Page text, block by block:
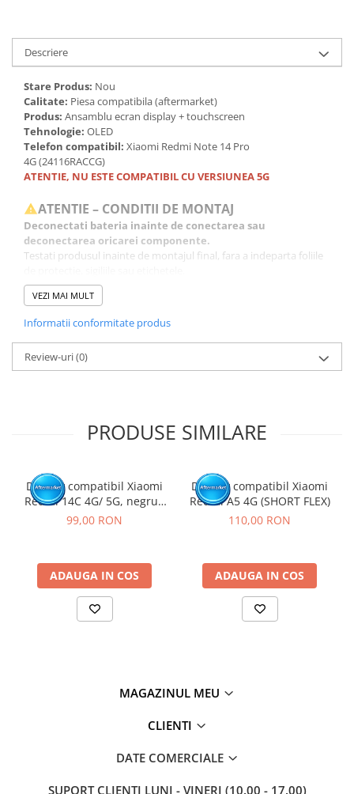
Descriere
Stare Produs: Nou
Calitate: Piesa compatibila (aftermarket)
Produs: Ansamblu ecran display + touchscreen
Tehnologie: OLED
Telefon compatibil: Xiaomi Redmi Note 14 Pro
4G (24116RACCG)
ATENTIE, NU ESTE COMPATIBIL CU VERSIUNEA 5G
ATENTIE – CONDITII DE MONTAJ
Deconectati bateria inainte de conectarea sau
deconectarea oricarei componente.
Testati produsul inainte de montajul final, fara a indeparta foliile
Inlocuirea componentelor interne este un proces delicat si
necesita cunostinte si echipamente specifice domeniului
reparatiilor GSM.
Se recomanda montajul intr-un service specializat.
GARANTIE
VEZI MAI MULT
Informatii conformitate produs
Review-uri(0)
PRODUSE SIMILARE
Display compatibil Xiaomi
Redmi 14C 4G/ 5G, negru -
cu Rama
99,00 RON
ADAUGA IN COS
Display compatibil Xiaomi
Redmi A5 4G (SHORT FLEX)
110,00 RON
ADAUGA IN COS
MAGAZINUL MEU
CLIENTI
DATE COMERCIALE
SUPORT CLIENTI LUNI - VINERI (10.00 - 17.00)